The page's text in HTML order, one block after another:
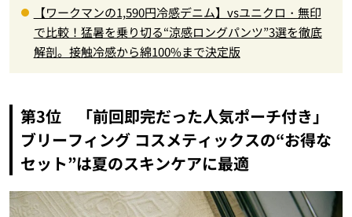
【ワークマンの1,590円冷感デニム】vsユニクロ・無印
で比較！猛暑を乗り切る“涼感ロングパンツ”3選を徹底
解剖。接触冷感から綿100%まで決定版
第3位 「前回即完だった人気ポーチ付き」
ブリーフィング コスメティックスの“お得な
セット”は夏のスキンケアに最適